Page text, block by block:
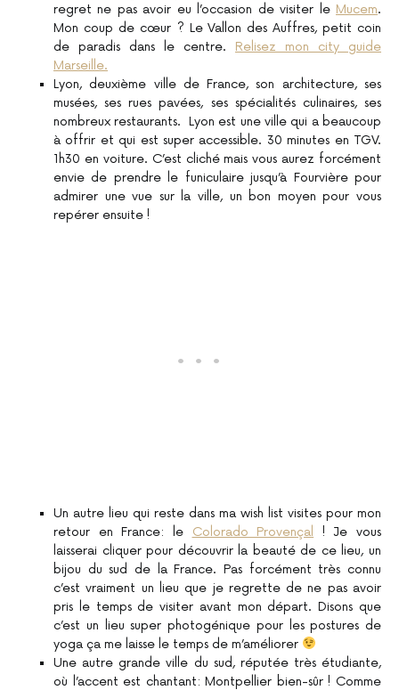
regret ne pas avoir eu l’occasion de visiter le Mucem.
Mon coup de cœur ? Le Vallon des Auffres, petit coin
de paradis dans le centre. Relisez mon city guide
Marseille.
Lyon, deuxième ville de France, son architecture, ses
musées, ses rues pavées, ses spécialités culinaires, ses
nombreux restaurants. Lyon est une ville qui a beaucoup
à offrir et qui est super accessible. 30 minutes en TGV.
1h30 en voiture. C’est cliché mais vous aurez forcément
envie de prendre le funiculaire jusqu’à Fourvière pour
admirer une vue sur la ville, un bon moyen pour vous
repérer ensuite !
Un autre lieu qui reste dans ma wish list visites pour mon
retour en France: le Colorado Provençal
! Je vous
laisserai cliquer pour découvrir la beauté de ce lieu, un
bijou du sud de la France. Pas forcément très connu
c’est vraiment un lieu que je regrette de ne pas avoir
pris le temps de visiter avant mon départ. Disons que
c’est un lieu super photogénique pour les postures de
yoga ça me laisse le temps de m’améliorer
Une autre grande ville du sud, réputée très étudiante,
où l’accent est chantant: Montpellier bien-sûr ! Comme